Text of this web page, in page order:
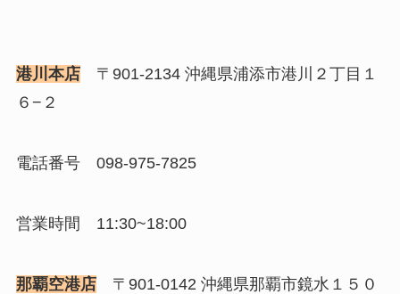
港川本店〒901-2134 沖縄県浦添市港川２丁目１
６−２
電話番号 098-975-7825
営業時間 11:30~18:00
那覇空港店〒901-0142 沖縄県那覇市鏡水１５０